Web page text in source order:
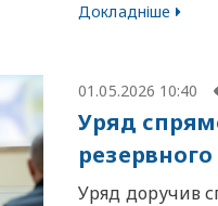
Докладніше
01.05.2026 10:40
Уряд
Уряд доручив